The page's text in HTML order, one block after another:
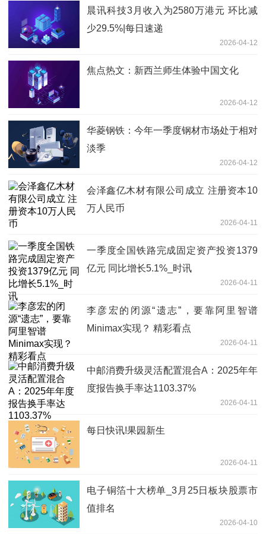
晨讯科技3月收入为2580万港元 环比减
少29.5%|每日速递
2026-04-12
焦点热文：新西兰师生体验中国文化
2026-04-12
华菱钢铁：今年一季度钢材市场处于相对
淡季
2026-04-12
会泽鑫亿木材有限公司成立 注册资本10
万人民币
2026-04-11
一季度全国铁路完成固定资产投资1379
亿元 同比增长5.1%_时讯
2026-04-11
李彦宏的闭源“遗志”，要靠阿里智谱
Minimax实现？ 精彩看点
2026-04-11
中邮消费升级灵活配置混合A：2025年年
度报告换手率达1103.37%
2026-04-11
每日快讯!果园新生
2026-04-11
电子铜箔十大榜单_3月25日板块股票市
值排名
2026-04-10